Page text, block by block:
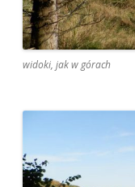
widoki, jak w górach